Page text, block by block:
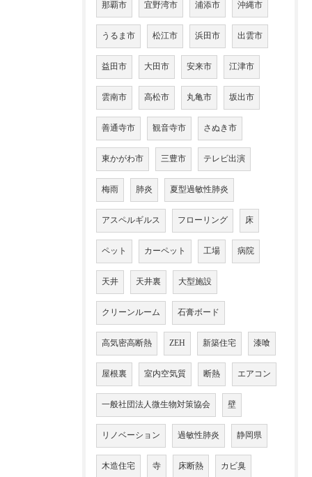
那覇市 宜野湾市 浦添市 沖縄市
うるま市 松江市 浜田市 出雲市
益田市 大田市 安来市 江津市
雲南市 高松市 丸亀市 坂出市
善通寺市 観音寺市 さぬき市
東かがわ市 三豊市 テレビ出演
梅雨 肺炎 夏型過敏性肺炎
アスペルギルス フローリング 床
ペット カーペット 工場 病院
天井 天井裏 大型施設
クリーンルーム 石膏ボード
高気密高断熱 ZEH 新築住宅 漆喰
屋根裏 室内空気質 断熱 エアコン
一般社団法人微生物対策協会 壁
リノベーション 過敏性肺炎 静岡県
木造住宅 寺 床断熱 カビ臭